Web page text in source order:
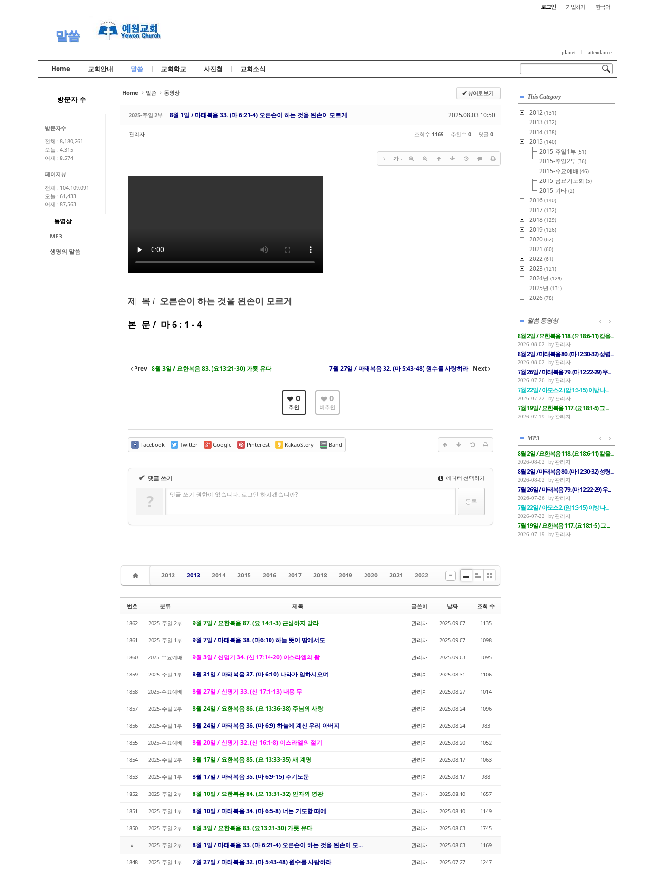
로그인 가입하기 한국어
말씀
planet attendance
Home 교회안내 말씀 교회학교 사진첩 교회소식
방문자 수
방문자수
전체 : 8,180,261
오늘 : 4,315
어제 : 8,574
페이지뷰
전체 : 104,109,091
오늘 : 61,433
어제 : 87,563
동영상
MP3
생명의 말씀
Home 말씀 동영상 ✔뷰어로 보기
2025-주일 2부 2025.08.03 10:50
8월 1일 / 마태복음 33. (마 6:21-4) 오른손이 하는 것을 왼손이 모르게
관리자 조회 수 1169 추천 수 0 댓글 0
? 가
제 목 / 오른손이 하는 것을 왼손이 모르게
본 문 / 마 6 : 1 - 4
Prev 8월 3일 / 요한복음 83. (요13:21-30) 가룟 유다 7월 27일 / 마태복음 32. (마 5:43-48) 원수를 사랑하라 Next
0
추천
0
비추천
Facebook Twitter Google Pinterest KakaoStory Band
✔ 댓글 쓰기 에디터 선택하기
? 댓글 쓰기 권한이 없습니다. 로그인 하시겠습니까?
2012 2013 2014 2015 2016 2017 2018 2019 2020 2021
2022
ListZineGallery
번호 분류 제목 글쓴이 날짜 조회 수
1862 2025-주일 2부 9월 7일 / 요한복음 87. (요 14:1-3) 근심하지 말라 관리자 2025.09.07 1135
1861 2025-주일 1부 9월 7일 / 마태복음 38. (마6:10) 하늘 뜻이 땅에서도 관리자 2025.09.07 1098
1860 2025-수요예배 9월 3일 / 신명기 34. (신 17:14-20) 이스라엘의 왕 관리자 2025.09.03 1095
1859 2025-주일 1부 8월 31일 / 마태복음 37. (마 6:10) 나라가 임하시오며 관리자 2025.08.31 1106
1858 2025-수요예배 8월 27일 / 신명기 33. (신 17:1-13) 내용 무 관리자 2025.08.27 1014
1857 2025-주일 2부 8월 24일 / 요한복음 86. (요 13:36-38) 주님의 사랑 관리자 2025.08.24 1096
1856 2025-주일 1부 8월 24일 / 마태복음 36. (마 6:9) 하늘에 계신 우리 아버지 관리자 2025.08.24 983
1855 2025-수요예배 8월 20일 / 신명기 32. (신 16:1-8) 이스라엘의 절기 관리자 2025.08.20 1052
1854 2025-주일 2부 8월 17일 / 요한복음 85. (요 13:33-35) 새 계명 관리자 2025.08.17 1063
1853 2025-주일 1부 8월 17일 / 마태복음 35. (마 6:9-15) 주기도문 관리자 2025.08.17 988
1852 2025-주일 2부 8월 10일 / 요한복음 84. (요 13:31-32) 인자의 영광 관리자 2025.08.10 1657
1851 2025-주일 1부 8월 10일 / 마태복음 34. (마 6:5-8) 너는 기도할 때에 관리자 2025.08.10 1149
1850 2025-주일 2부 8월 3일 / 요한복음 83. (요13:21-30) 가룟 유다 관리자 2025.08.03 1745
» 2025-주일 2부 8월 1일 / 마태복음 33. (마 6:21-4) 오른손이 하는 것을 왼손이 모... 관리자 2025.08.03 1169
1848 2025-주일 1부 7월 27일 / 마태복음 32. (마 5:43-48) 원수를 사랑하라 관리자 2025.07.27 1247
This Category
2012 (131)
2013 (132)
2014 (138)
2015 (140)
2015-주일1부 (51)
2015-주일2부 (36)
2015-수요예배 (46)
2015-금요기도회 (5)
2015-기타 (2)
2016 (140)
2017 (132)
2018 (129)
2019 (126)
2020 (62)
2021 (60)
2022 (61)
2023 (121)
2024년 (129)
2025년 (131)
2026 (78)
말씀 동영상
8월 2일 / 요한복음 118. (요 18:6-11) 칼을...
2026-08-02 관리자
8월 2일 / 마태복음 80. (마 12:30-32) 성령...
2026-08-02 관리자
7월 26일 / 마태복음 79. (마 12:22-29) 우...
2026-07-26 관리자
7월 22일 / 아모스 2. (암 1:3-15) 이방 나...
2026-07-22 관리자
7월 19일 / 요한복음 117. (요 18:1-5) 그 ...
2026-07-19 관리자
MP3
8월 2일 / 요한복음 118. (요 18:6-11) 칼을...
2026-08-02 관리자
8월 2일 / 마태복음 80. (마 12:30-32) 성령...
2026-08-02 관리자
7월 26일 / 마태복음 79. (마 12:22-29) 우...
2026-07-26 관리자
7월 22일 / 아모스 2. (암 1:3-15) 이방 나...
2026-07-22 관리자
7월 19일 / 요한복음 117. (요 18:1-5 ) 그 ...
2026-07-19 관리자
Sketchbook5, 스케치북5
Sketchbook5, 스케치북5
Sketchbook5, 스케치북5
Sketchbook5, 스케치북5